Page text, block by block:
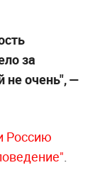
за
не очень", —
Россию
.